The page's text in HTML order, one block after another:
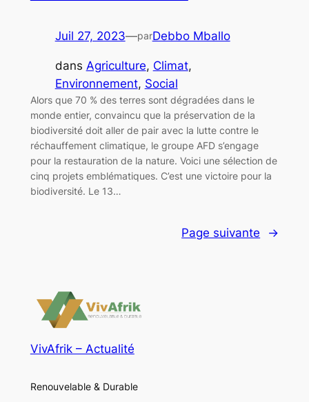
Juil 27, 2023—parDebbo Mballo
dans Agriculture, Climat
Environnement, Social
Alors que 70 % des terres sont dégradées dans le
monde entier, convaincu que la préservation de la
biodiversité doit aller de pair avec la lutte contre le
réchauffement climatique, le groupe AFD s’engage
pour la restauration de la nature. Voici une sélection de
cinq projets emblématiques. C’est une victoire pour la
biodiversité. Le 13…
Page suivante →
VivAfrik – Actualité
Renouvelable & Durable